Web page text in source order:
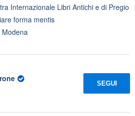
Internazionale Libri Antichi e di Pregio
forma mentis
SEGUI